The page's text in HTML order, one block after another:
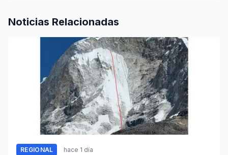
Noticias Relacionadas
REGIONAL hace 1 día